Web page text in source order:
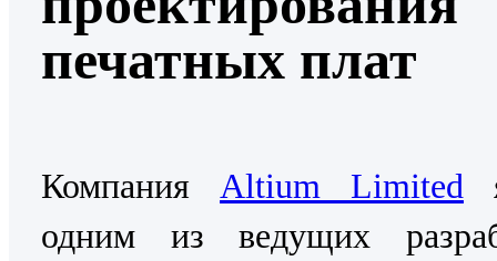
печатных плат
Компания Altium Limited
одним из ведущих